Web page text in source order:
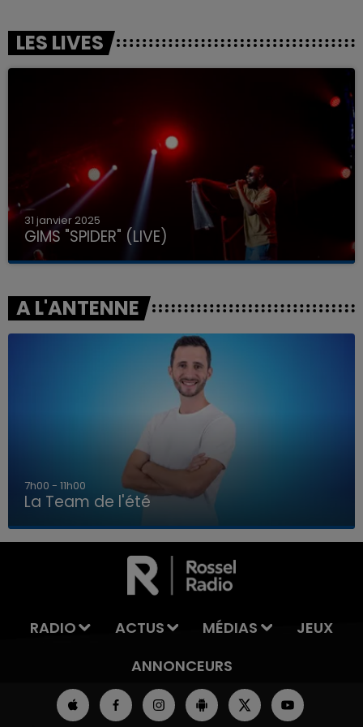
LA TEAM DE L'ÉTÉ
LES LIVES
31 janvier 2025
GIMS "SPIDER" (LIVE)
A L'ANTENNE
7h00 - 11h00
La Team de l'été
RADIO ACTUS MÉDIAS
JEUX
ANNONCEURS